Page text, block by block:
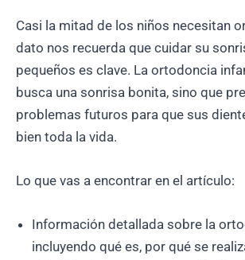
Casi la mitad de los niños necesitan
dato nos recuerda que cuidar su
pequeños es clave. La ortodoncia
busca una sonrisa bonita, sino que
problemas futuros para que sus
bien toda la vida.
Lo que vas a encontrar en el artículo:
Información detallada sobre la
incluyendo qué es, por qué se